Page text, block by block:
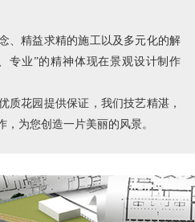
、精益求精的施工以及多元化的解
专业”的精神体现在景观设计制作
质花园提供保证，我们技艺精湛，
为您创造一片美丽的风景。